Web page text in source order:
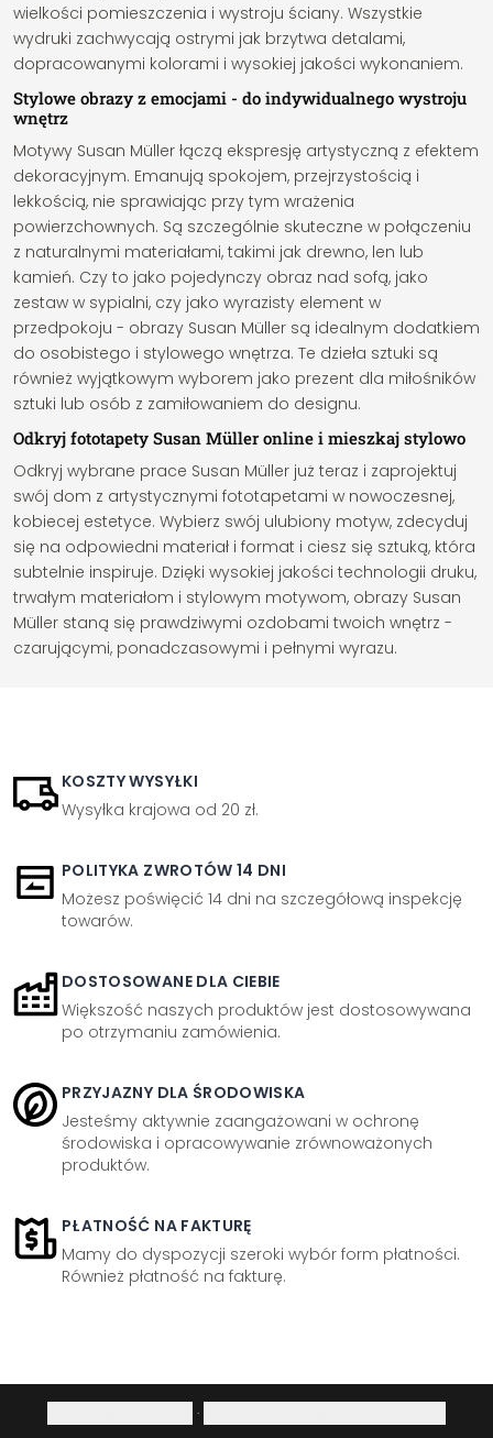
wielkości pomieszczenia i wystroju ściany. Wszystkie
wydruki zachwycają ostrymi jak brzytwa detalami,
dopracowanymi kolorami i wysokiej jakości wykonaniem.
Stylowe obrazy z emocjami - do indywidualnego wystroju
wnętrz
Motywy Susan Müller łączą ekspresję artystyczną z efektem
dekoracyjnym. Emanują spokojem, przejrzystością i
lekkością, nie sprawiając przy tym wrażenia
powierzchownych. Są szczególnie skuteczne w połączeniu
z naturalnymi materiałami, takimi jak drewno, len lub
kamień. Czy to jako pojedynczy obraz nad sofą, jako
zestaw w sypialni, czy jako wyrazisty element w
przedpokoju - obrazy Susan Müller są idealnym dodatkiem
do osobistego i stylowego wnętrza. Te dzieła sztuki są
również wyjątkowym wyborem jako prezent dla miłośników
sztuki lub osób z zamiłowaniem do designu.
Odkryj fototapety Susan Müller online i mieszkaj stylowo
Odkryj wybrane prace Susan Müller już teraz i zaprojektuj
swój dom z artystycznymi fototapetami w nowoczesnej,
kobiecej estetyce. Wybierz swój ulubiony motyw, zdecyduj
się na odpowiedni materiał i format i ciesz się sztuką, która
subtelnie inspiruje. Dzięki wysokiej jakości technologii druku,
trwałym materiałom i stylowym motywom, obrazy Susan
Müller staną się prawdziwymi ozdobami twoich wnętrz -
czarującymi, ponadczasowymi i pełnymi wyrazu.
KOSZTY WYSYŁKI
Wysyłka krajowa od 20 zł.
POLITYKA ZWROTÓW 14 DNI
Możesz poświęcić 14 dni na szczegółową inspekcję
towarów.
DOSTOSOWANE DLA CIEBIE
Większość naszych produktów jest dostosowywana
po otrzymaniu zamówienia.
PRZYJAZNY DLA ŚRODOWISKA
Jesteśmy aktywnie zaangażowani w ochronę
środowiska i opracowywanie zrównoważonych
produktów.
PŁATNOŚĆ NA FAKTURĘ
Mamy do dyspozycji szeroki wybór form płatności.
Również płatność na fakturę.
·